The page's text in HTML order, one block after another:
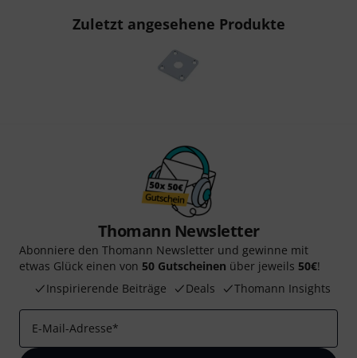
Zuletzt angesehene Produkte
Thomann Newsletter
Abonniere den Thomann Newsletter und gewinne mit
etwas Glück einen von 50 Gutscheinen über jeweils 50€!
Inspirierende Beiträge
Deals Thomann Insights
E-Mail-Adresse*